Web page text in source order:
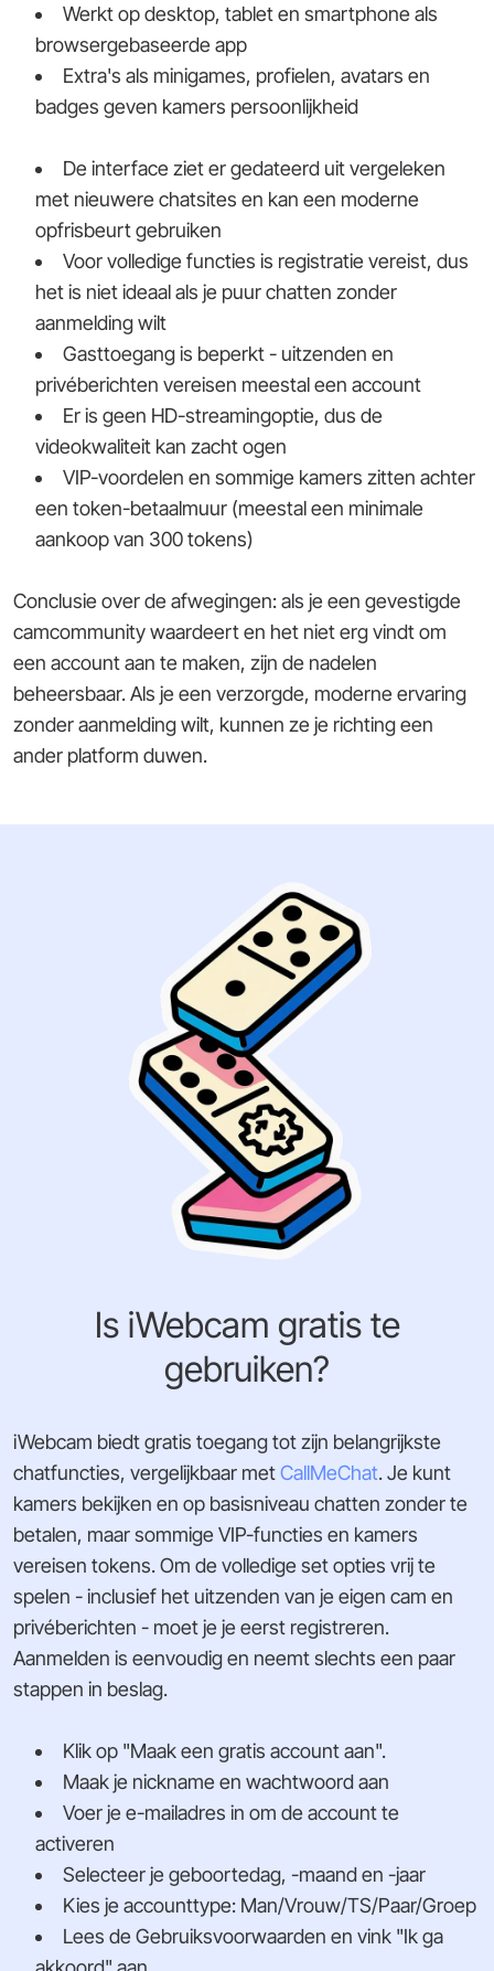
Werkt op desktop, tablet en smartphone als
browsergebaseerde app
Extra's als minigames, profielen, avatars en
badges geven kamers persoonlijkheid
De interface ziet er gedateerd uit vergeleken
met nieuwere chatsites en kan een moderne
opfrisbeurt gebruiken
Voor volledige functies is registratie vereist, dus
het is niet ideaal als je puur chatten zonder
aanmelding wilt
Gasttoegang is beperkt - uitzenden en
privéberichten vereisen meestal een account
Er is geen HD-streamingoptie, dus de
videokwaliteit kan zacht ogen
VIP-voordelen en sommige kamers zitten achter
een token-betaalmuur (meestal een minimale
aankoop van 300 tokens)
Conclusie over de afwegingen: als je een gevestigde
camcommunity waardeert en het niet erg vindt om
een account aan te maken, zijn de nadelen
beheersbaar. Als je een verzorgde, moderne ervaring
zonder aanmelding wilt, kunnen ze je richting een
ander platform duwen.
Is iWebcam gratis te
gebruiken?
iWebcam biedt gratis toegang tot zijn belangrijkste
chatfuncties, vergelijkbaar metCallMeChat. Je kunt
kamers bekijken en op basisniveau chatten zonder te
betalen, maar sommige VIP-functies en kamers
vereisen tokens. Om de volledige set opties vrij te
spelen - inclusief het uitzenden van je eigen cam en
privéberichten - moet je je eerst registreren.
Aanmelden is eenvoudig en neemt slechts een paar
stappen in beslag.
Klik op "Maak een gratis account aan".
Maak je nickname en wachtwoord aan
Voer je e-mailadres in om de account te
activeren
Selecteer je geboortedag, -maand en -jaar
Kies je accounttype: Man/Vrouw/TS/Paar/Groep
Lees de Gebruiksvoorwaarden en vink "Ik ga